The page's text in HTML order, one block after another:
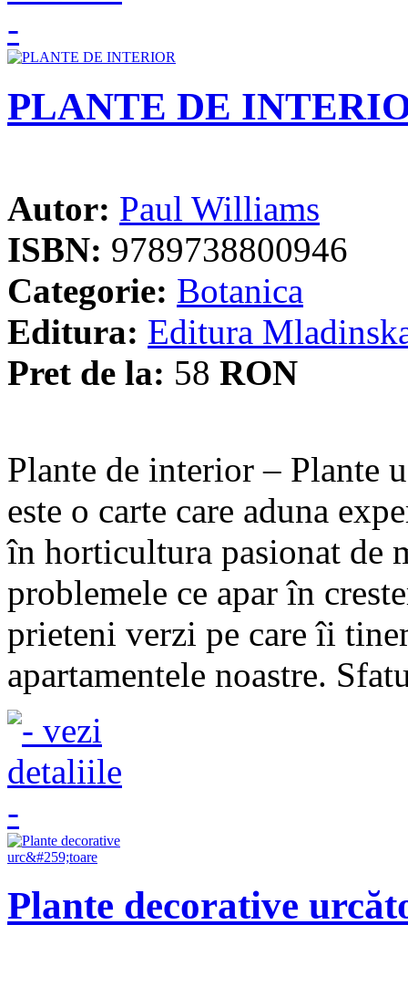
PLANTE DE
Autor: Paul Williams
ISBN: 9789738800946
Categorie: Botanica
Editura: Editura
Pret de la: 58 RON
Plante de interior – Plante
este o carte care aduna
în horticultura pasionat de
problemele ce apar în
prieteni verzi pe care îi
apartamentele noastre.
Plante decorative